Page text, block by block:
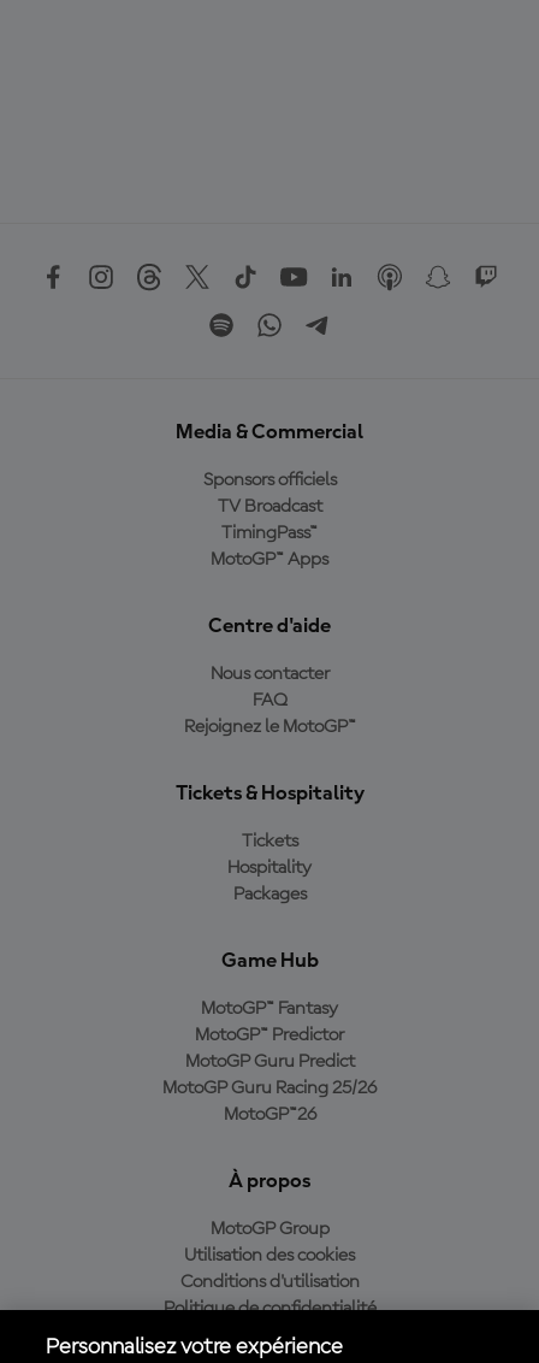
Media & Commercial
Sponsors officiels
TV Broadcast
TimingPass™
MotoGP™ Apps
Centre d'aide
Nous contacter
FAQ
Rejoignez le MotoGP™
Tickets & Hospitality
Tickets
Hospitality
Packages
Game Hub
MotoGP™ Fantasy
MotoGP™ Predictor
MotoGP Guru Predict
MotoGP Guru Racing 25/26
MotoGP™26
À propos
MotoGP Group
Utilisation des cookies
Conditions d'utilisation
Politique de confidentialité
Politique d’achat
Personnalisez votre expérience